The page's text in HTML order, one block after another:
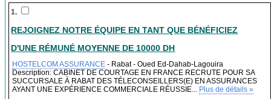
1.
REJOIGNEZ NOTRE ÉQUIPE EN TANT QUE BÉNÉFICIEZ
D'UNE RÉMUNÉ MOYENNE DE 10000 DH
HOSTELCOM ASSURANCE - Rabat - Oued Ed-Dahab-Lagouira
Description: CABINET DE COURTAGE EN FRANCE RECRUTE POUR SA
SUCCURSALE À RABAT DES TÉLECONSEILLERS(E) EN ASSURANCES
AYANT UNE EXPÉRIENCE COMMERCIALE RÉUSSIE... Plus de détails »